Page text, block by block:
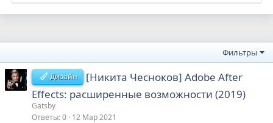
Фильтры
Дизайн
[Никита Чесноков] Adobe After
Effects: расширенные возможности (2019)
Gatsby
Ответы 0 12 Мар 2021